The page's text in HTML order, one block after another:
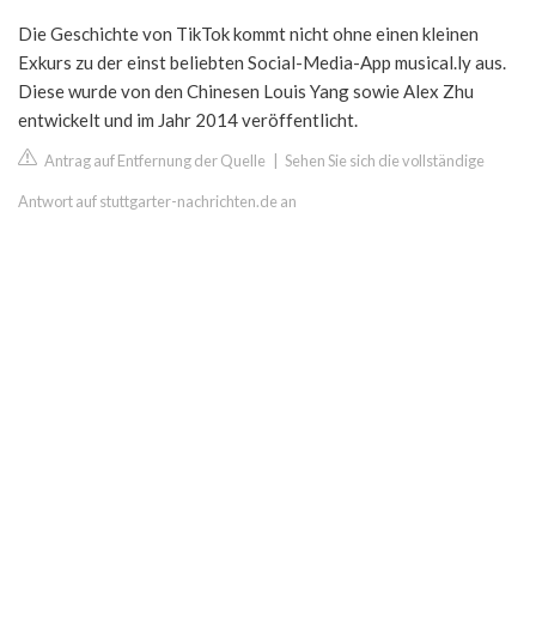
Die Geschichte von TikTok kommt nicht ohne einen kleinen
Exkurs zu der einst beliebten Social-Media-App musical.ly aus.
Diese wurde von den Chinesen Louis Yang sowie Alex Zhu
entwickelt und im Jahr 2014 veröffentlicht.
Antrag auf Entfernung der Quelle Sehen Sie sich die vollständige
Antwort auf stuttgarter-nachrichten.de an